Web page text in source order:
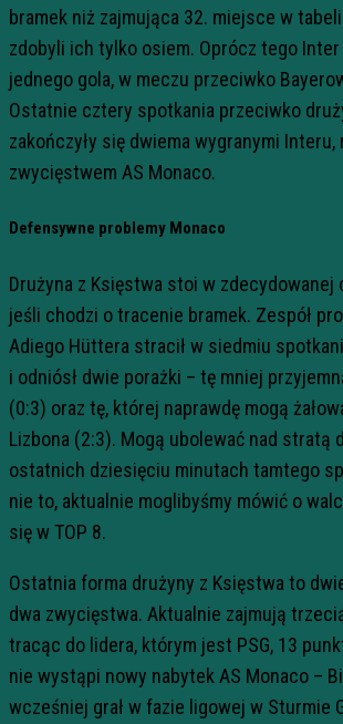
bramek niż zajmująca 32. miejsce w
zdobyli ich tylko osiem. Oprócz tego
jednego gola, w meczu przeciwko
Ostatnie cztery spotkania przeciwko
zakończyły się dwiema wygranymi Interu,
zwycięstwem AS Monaco.
Defensywne problemy Monaco
Drużyna z Księstwa stoi w zdecydowanej
jeśli chodzi o tracenie bramek. Zespół
Adiego Hüttera stracił w siedmiu
i odniósł dwie porażki – tę mniej
(0:3) oraz tę, której naprawdę mogą
Lizbona (2:3). Mogą ubolewać nad stratą
ostatnich dziesięciu minutach tamtego
nie to, aktualnie moglibyśmy mówić o
się w TOP 8.
Ostatnia forma drużyny z Księstwa to
dwa zwycięstwa. Aktualnie zajmują
tracąc do lidera, którym jest PSG, 13
nie wystąpi nowy nabytek AS Monaco –
wcześniej grał w fazie ligowej w Sturmie